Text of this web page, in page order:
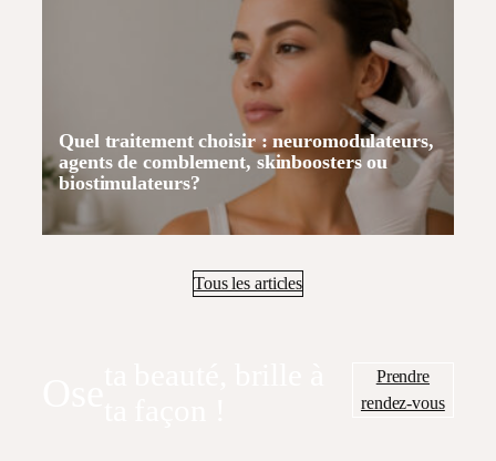
Quel traitement choisir : neuromodulateurs,
agents de comblement, skinboosters ou
biostimulateurs?
Tous les articles
Prendre
rendez-vous